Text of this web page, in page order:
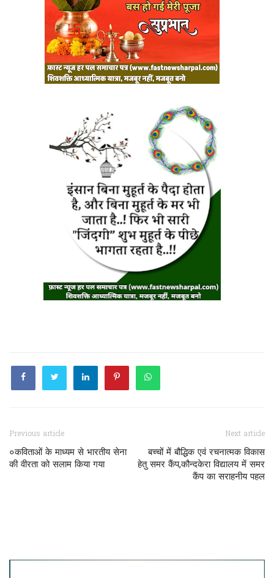
Previous article
०कविताओं के माध्यम से भारतीय सेना
की वीरता को सलाम किया गया
Next article
बच्चों में बौद्धिक एवं रचनात्मक विकास
हेतु समर कैंप,कौन्दकेरा विद्यालय में समर
कैंप का सराहनीय पहल